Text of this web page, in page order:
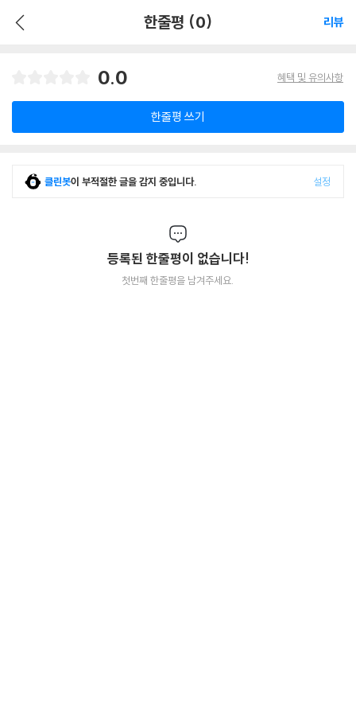
한줄평 (0) 리뷰
0.0 혜택 및 유의사항
한줄평 쓰기
클린봇이 부적절한 글을 감지 중입니다. 설정
등록된 한줄평이 없습니다!
첫번째 한줄평을 남겨주세요.